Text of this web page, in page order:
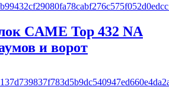
CAME Top 432 NA
и ворот